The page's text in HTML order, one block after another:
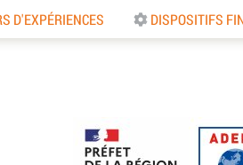
D'EXPÉRIENCES DISPOSITIFS